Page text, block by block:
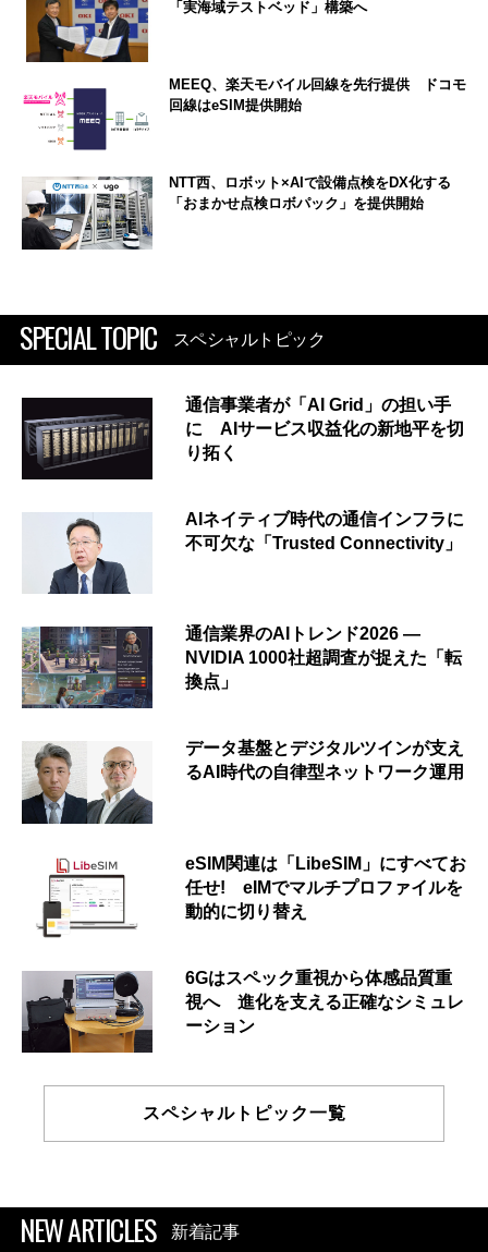
「実海域テストベッド」構築へ
MEEQ、楽天モバイル回線を先行提供 ドコモ
回線はeSIM提供開始
NTT西、ロボット×AIで設備点検をDX化する
「おまかせ点検ロボパック」を提供開始
SPECIAL TOPIC スペシャルトピック
通信事業者が「AI Grid」の担い手
に AIサービス収益化の新地平を切
り拓く
AIネイティブ時代の通信インフラに
不可欠な「Trusted Connectivity」
通信業界のAIトレンド2026 ―
NVIDIA 1000社超調査が捉えた「転
換点」
データ基盤とデジタルツインが支え
るAI時代の自律型ネットワーク運用
eSIM関連は「LibeSIM」にすべてお
任せ! eIMでマルチプロファイルを
動的に切り替え
6Gはスペック重視から体感品質重
視へ 進化を支える正確なシミュレ
ーション
スペシャルトピック一覧
NEW ARTICLES 新着記事